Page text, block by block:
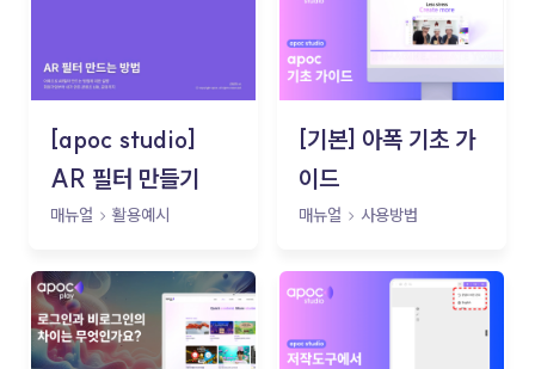
[apoc studio]
AR 필터 만들기
매뉴얼 활용예시
[기본] 아폭 기초 가
이드
매뉴얼 사용방법